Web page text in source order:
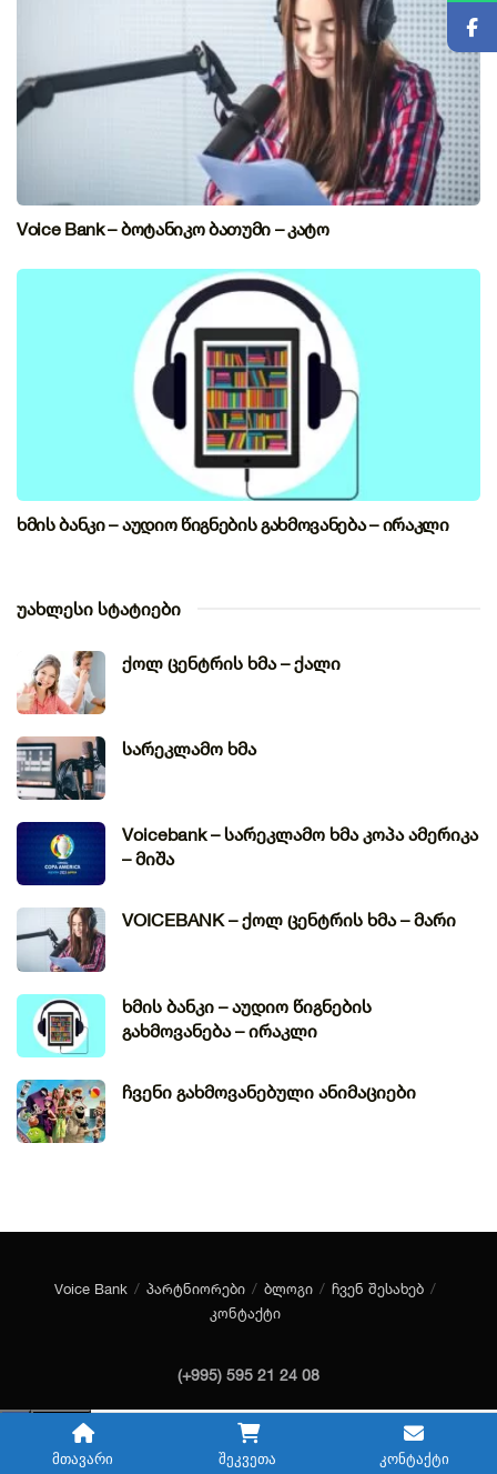
Voice Bank – ბოტანიკო ბათუმი – კატო
ხმის ბანკი – აუდიო წიგნების გახმოვანება – ირაკლი
უახლესი სტატიები
ქოლ ცენტრის ხმა – ქალი
სარეკლამო ხმა
Voicebank – სარეკლამო ხმა კოპა ამერიკა
– მიშა
VOICEBANK – ქოლ ცენტრის ხმა – მარი
ხმის ბანკი – აუდიო წიგნების
გახმოვანება – ირაკლი
ჩვენი გახმოვანებული ანიმაციები
Voice Bank პარტნიორები ბლოგი
ჩვენ შესახებ
კონტაქტი
(+995) 595 21 24 08